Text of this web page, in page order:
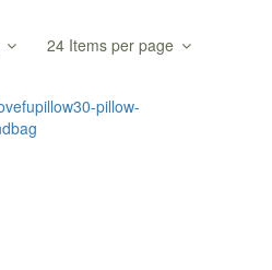
24 Items per page